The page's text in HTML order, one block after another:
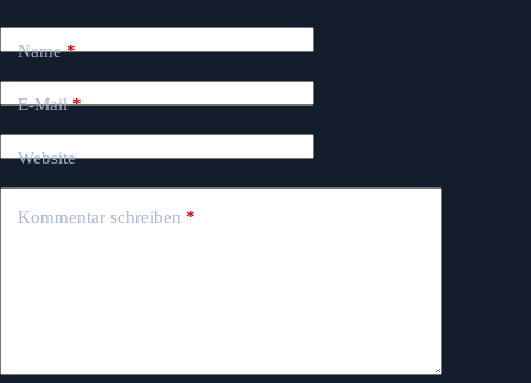
Name*
E-Mail*
Website
Kommentar schreiben *